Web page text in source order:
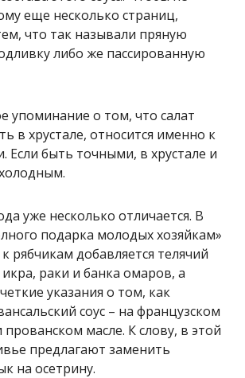
еще несколько страниц,
что так называли пряную
либо же пассированную
упоминание о том, что салат
в хрустале, относится именно к
Если быть точными, в хрустале и
уже несколько отличается. В
подарка молодых хозяйкам»
к рябчикам добавляется телячий
раки и банка омаров, а
указания о том, как
соус – на французском
прованском масле. К слову, в этой
предлагают заменить
на осетрину.